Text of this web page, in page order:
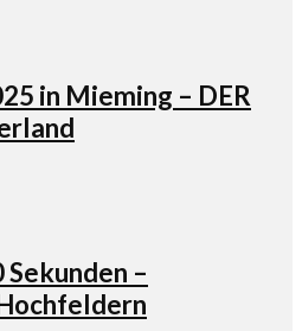
in Mieming – DER
Sekunden –